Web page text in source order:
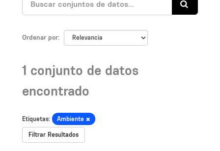
Ordenar por
1 conjunto de datos
encontrado
Etiquetas: Ambiente
Filtrar Resultados